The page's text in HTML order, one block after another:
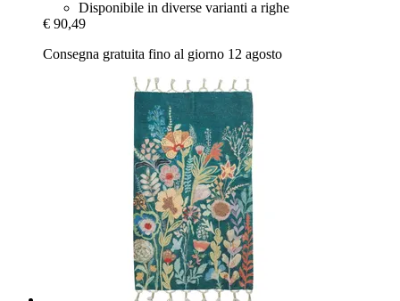
Disponibile in diverse varianti a righe
€ 90,49
Consegna gratuita fino al giorno 12 agosto